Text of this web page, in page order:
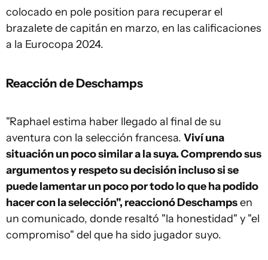
colocado en pole position para recuperar el
brazalete de capitán en marzo, en las calificaciones
a la Eurocopa 2024.
Reacción de Deschamps
"Raphael estima haber llegado al final de su
aventura con la selección francesa. Viví una
situación un poco similar a la suya. Comprendo sus
argumentos y respeto su decisión incluso si se
puede lamentar un poco por todo lo que ha podido
hacer con la selección", reaccionó Deschampsen
un comunicado, donde resaltó "la honestidad" y "el
compromiso" del que ha sido jugador suyo.